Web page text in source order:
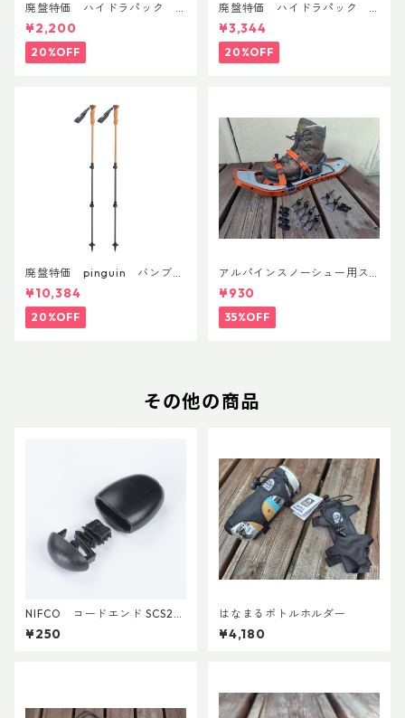
廃盤特価 ハイドラパック
リーコン ツイスト＆シップ 50
0ml
¥2,200
20%OFF
廃盤特価 ハイドラパック
フラックス 750ml
¥3,344
20%OFF
廃盤特価 pinguin バンブー
FLフォーム(ペア)
¥10,384
20%OFF
アルパインスノーシュー用ス
トラップキャッチ(ペア)
¥930
35%OFF
その他の商品
NIFCO コードエンド SCS2
(5個入り)
¥250
はなまるボトルホルダー
¥4,180